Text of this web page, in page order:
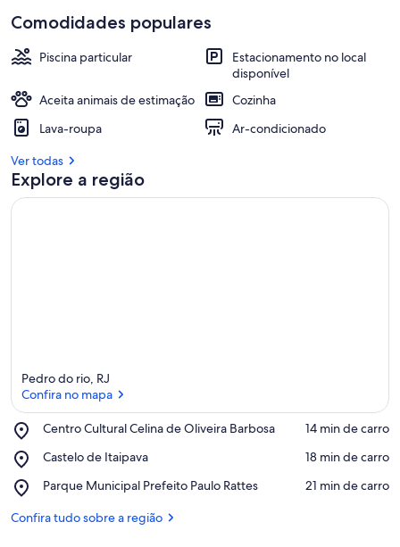
Comodidades populares
Piscina particular
Estacionamento no local
disponível
Aceita animais de estimação
Cozinha
Lava-roupa
Ar-condicionado
Ver todas
Explore a região
Pedro do rio, RJ
Confira no mapa
Centro Cultural Celina de Oliveira Barbosa
Place,
Cultural
de
Barbosa
‪14 min de carro‬
Castelo de Itaipava
Place,
de
‪18 min de carro‬
Parque Municipal Prefeito Paulo Rattes
Place,
Municipal
‪21 min de carro‬
Confira tudo sobre a região